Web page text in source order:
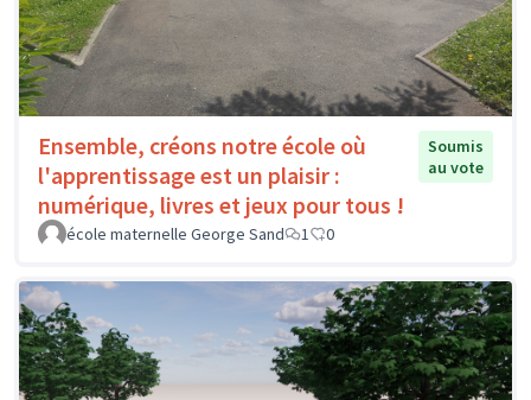
Ensemble, créons notre école où
l'apprentissage est un plaisir :
numérique, livres et jeux pour tous !
Soumis
au vote
école maternelle George Sand 1 0